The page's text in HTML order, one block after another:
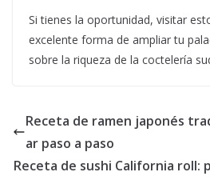
Si tienes la oportunidad, visitar
excelente forma de ampliar tu
sobre la riqueza de la coctelería
Receta de ramen japonés
ar paso a paso
Receta de sushi California roll: